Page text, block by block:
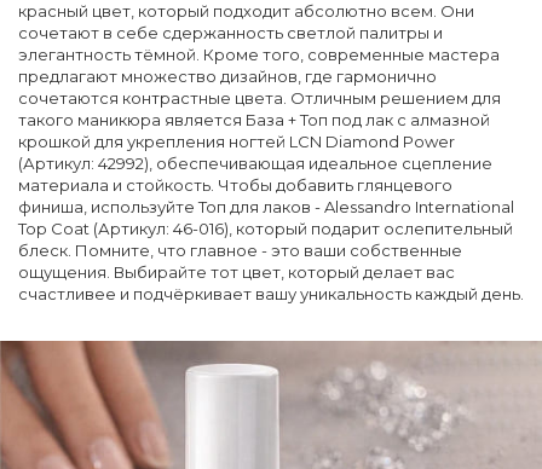
красный цвет, который подходит абсолютно всем. Они
сочетают в себе сдержанность светлой палитры и
элегантность тёмной. Кроме того, современные мастера
предлагают множество дизайнов, где гармонично
сочетаются контрастные цвета. Отличным решением для
такого маникюра является База + Топ под лак с алмазной
крошкой для укрепления ногтей LCN Diamond Power
(Артикул: 42992), обеспечивающая идеальное сцепление
материала и стойкость. Чтобы добавить глянцевого
финиша, используйте Топ для лаков - Alessandro International
Top Coat (Артикул: 46-016), который подарит ослепительный
блеск. Помните, что главное - это ваши собственные
ощущения. Выбирайте тот цвет, который делает вас
счастливее и подчёркивает вашу уникальность каждый день.